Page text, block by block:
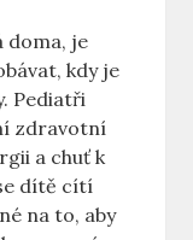
doma, je
kdy je
Pediatři
zdravotní
a chuť k
dítě cítí
na to, aby